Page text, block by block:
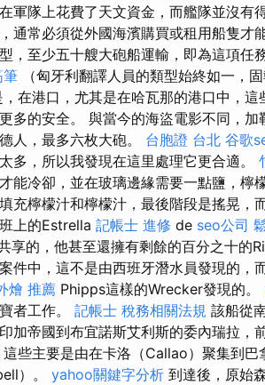
軍隊上花費了天文資金，而艦隊並沒有
通常必須從外國海濱購買或租用船隻才
，至少五十艘大砲船運輸，即為這項任
筆 （匈牙利翻譯人員的類型始終如一，
，在港口，尤其是在哈瓦那的港口中，
多的安全。 與當今的海盜電影不同，
人，最多六枚大砲。 台胞證 台北 谷歌
多，所以我發現在這里處理它更合適。
能冷卻，並在玻璃邊緣需要一點鹽，檸
充檸檬汁和檸檬汁，最後階段是搖晃，
上的Estrella 記帳士 進修 de seo公司
享的，他甚至還擁有剩餘的百分之十的
件中，這不是由西班牙潛水員發現的，
燴 推薦 Phipps這樣的Wrecker發現的。
者工作。 記帳士 稅務相關法規 該船從
加帝國到布宜諾斯艾利斯的委內瑞拉，
這些主要是由在卡洛（Callao）聚集到
）。 yahoo關鍵字分析 到達後，原始